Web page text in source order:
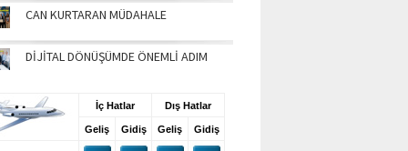
CAN KURTARAN MÜDAHALE
DİJİTAL DÖNÜŞÜMDE ÖNEMLİ ADIM
İç Hatlar Dış Hatlar
Geliş Gidiş Geliş Gidiş